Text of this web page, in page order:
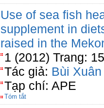
Use of sea fish
supplement in
raised in the
1 (2012) Trang:
Tác giả: Bùi
Tạp chí: APE
Tóm tắt